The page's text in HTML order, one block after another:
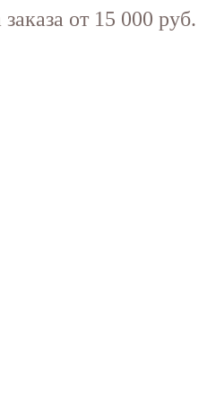
от 15 000 руб.